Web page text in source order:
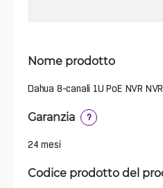
Nome prodotto
Dahua 8-canali 1U PoE NVR
Garanzia ?
24 mesi
Codice prodotto del